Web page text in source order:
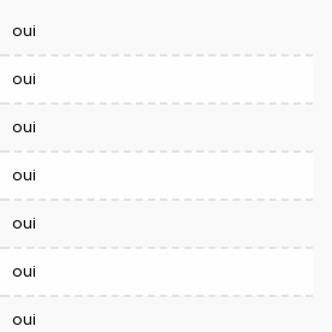
oui
oui
oui
oui
oui
oui
oui